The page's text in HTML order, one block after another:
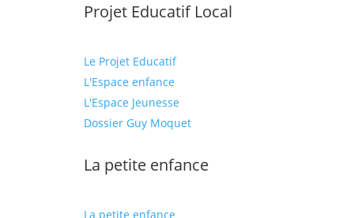
Projet Educatif Local
Le Projet Educatif
L'Espace enfance
L'Espace Jeunesse
Dossier Guy Moquet
La petite enfance
La petite enfance